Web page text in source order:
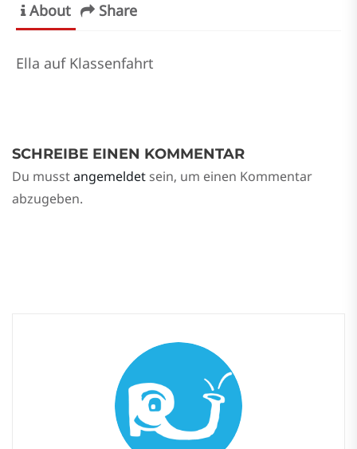
About Share
Ella auf Klassenfahrt
SCHREIBE EINEN KOMMENTAR
Du musstangemeldet sein, um einen Kommentar
abzugeben.